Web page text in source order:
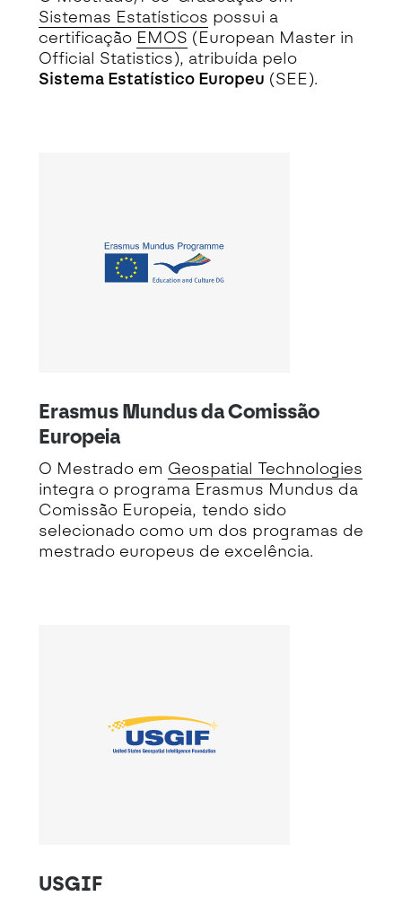
Sistemas Estatísticos possui a
certificação EMOS (European Master in
Official Statistics), atribuída pelo
Sistema Estatístico Europeu (SEE).
Erasmus Mundus da Comissão
Europeia
O Mestrado em Geospatial Technologies
integra o programa Erasmus Mundus da
Comissão Europeia, tendo sido
selecionado como um dos programas de
mestrado europeus de excelência.
USGIF